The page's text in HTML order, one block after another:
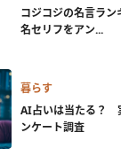
コジコジの名言ラ
名セリフをアン...
暮らす
AI占いは当たる？
ンケート調査